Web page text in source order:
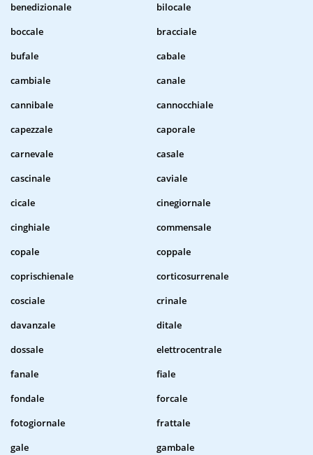
benedizionale
bilocale
boccale
bracciale
bufale
cabale
cambiale
canale
cannibale
cannocchiale
capezzale
caporale
carnevale
casale
cascinale
caviale
cicale
cinegiornale
cinghiale
commensale
copale
coppale
coprischienale
corticosurrenale
cosciale
crinale
davanzale
ditale
dossale
elettrocentrale
fanale
fiale
fondale
forcale
fotogiornale
frattale
gale
gambale